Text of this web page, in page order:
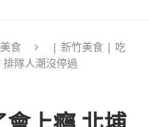
食
| 新竹美食 | 吃
隊人潮沒停過